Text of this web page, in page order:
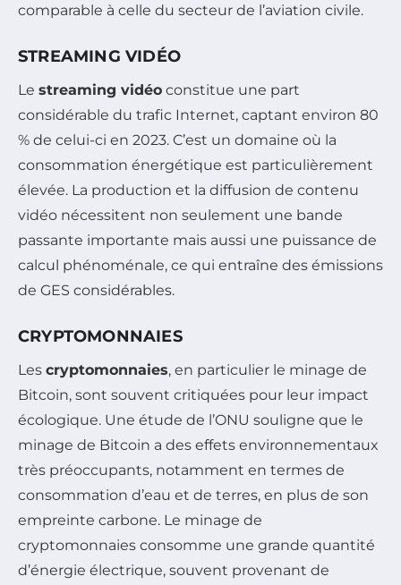
comparable à celle du secteur de l’aviation civile.
STREAMING VIDÉO
Le streaming vidéo constitue une part
considérable du trafic Internet, captant environ 80
% de celui-ci en 2023. C’est un domaine où la
consommation énergétique est particulièrement
élevée. La production et la diffusion de contenu
vidéo nécessitent non seulement une bande
passante importante mais aussi une puissance de
calcul phénoménale, ce qui entraîne des émissions
de GES considérables.
CRYPTOMONNAIES
Les cryptomonnaies, en particulier le minage de
Bitcoin, sont souvent critiquées pour leur impact
écologique. Une étude de l’ONU souligne que le
minage de Bitcoin a des effets environnementaux
très préoccupants, notamment en termes de
consommation d’eau et de terres, en plus de son
empreinte carbone. Le minage de
cryptomonnaies consomme une grande quantité
d’énergie électrique, souvent provenant de